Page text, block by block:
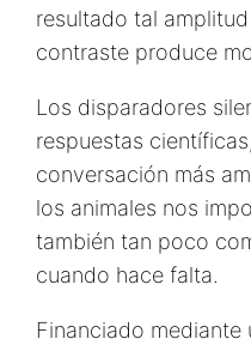
resultado tal
contraste produce
Los disparadores
respuestas
conversación más
los animales nos
también tan poco
cuando hace falta.
Financiado mediante